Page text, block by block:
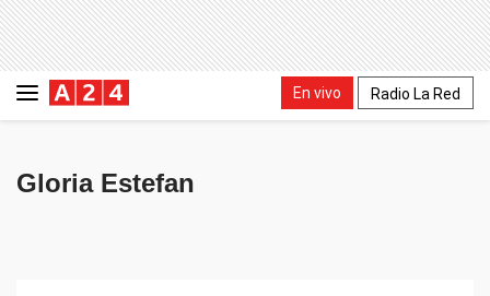
En vivo Radio La Red
Gloria Estefan